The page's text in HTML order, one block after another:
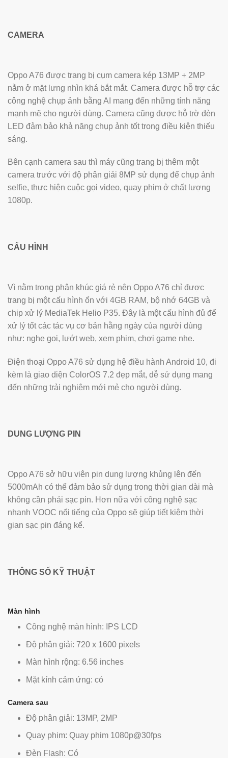
CAMERA
Oppo A76 được trang bị cụm camera kép 13MP + 2MP
nằm ở mặt lưng nhìn khá bắt mắt. Camera được hỗ trợ các
công nghệ chụp ảnh bằng AI mang đến những tính năng
mạnh mẽ cho người dùng. Camera cũng được hỗ trờ đèn
LED đảm bảo khả năng chụp ảnh tốt trong điều kiện thiếu
sáng.
Bên cạnh camera sau thì máy cũng trang bị thêm một
camera trước với độ phân giải 8MP sử dụng để chụp ảnh
selfie, thực hiện cuộc gọi video, quay phim ở chất lượng
1080p.
CẤU HÌNH
Vì nằm trong phân khúc giá rẻ nên Oppo A76 chỉ được
trang bị một cấu hình ổn với 4GB RAM, bộ nhớ 64GB và
chip xử lý MediaTek Helio P35. Đây là một cấu hình đủ để
xử lý tốt các tác vụ cơ bản hằng ngày của người dùng
như: nghe gọi, lướt web, xem phim, chơi game nhẹ.
Điện thoại Oppo A76 sử dụng hệ điều hành Android 10, đi
kèm là giao diện ColorOS 7.2 đẹp mắt, dễ sử dụng mang
đến những trải nghiệm mới mẻ cho người dùng.
DUNG LƯỢNG PIN
Oppo A76 sở hữu viên pin dung lượng khủng lên đến
5000mAh có thể đảm bảo sử dụng trong thời gian dài mà
không cần phải sạc pin. Hơn nữa với công nghệ sạc
nhanh VOOC nổi tiếng của Oppo sẽ giúp tiết kiệm thời
gian sạc pin đáng kể.
THÔNG SỐ KỸ THUẬT
Màn hình
Công nghệ màn hình: IPS LCD
Độ phân giải: 720 x 1600 pixels
Màn hình rộng: 6.56 inches
Mặt kính cảm ứng: có
Camera sau
Độ phân giải: 13MP, 2MP
Quay phim: Quay phim 1080p@30fps
Đèn Flash: Có